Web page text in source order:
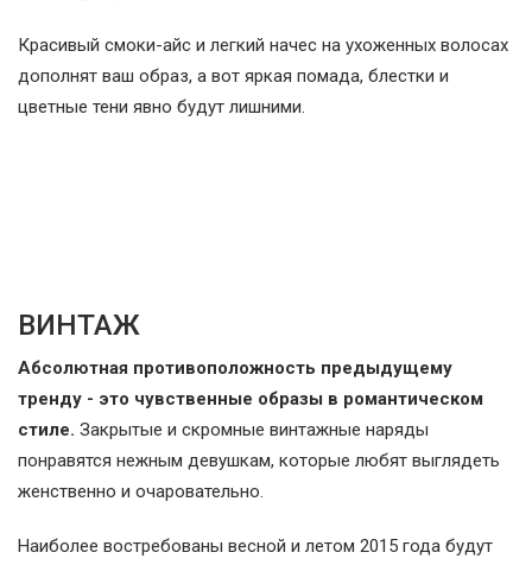
Красивый смоки-айс и легкий начес на ухоженных волосах
дополнят ваш образ, а вот яркая помада, блестки и
цветные тени явно будут лишними.
ВИНТАЖ
Абсолютная противоположность предыдущему
тренду - это чувственные образы в романтическом
стиле. Закрытые и скромные винтажные наряды
понравятся нежным девушкам, которые любят выглядеть
женственно и очаровательно.
Наиболее востребованы весной и летом 2015 года будут